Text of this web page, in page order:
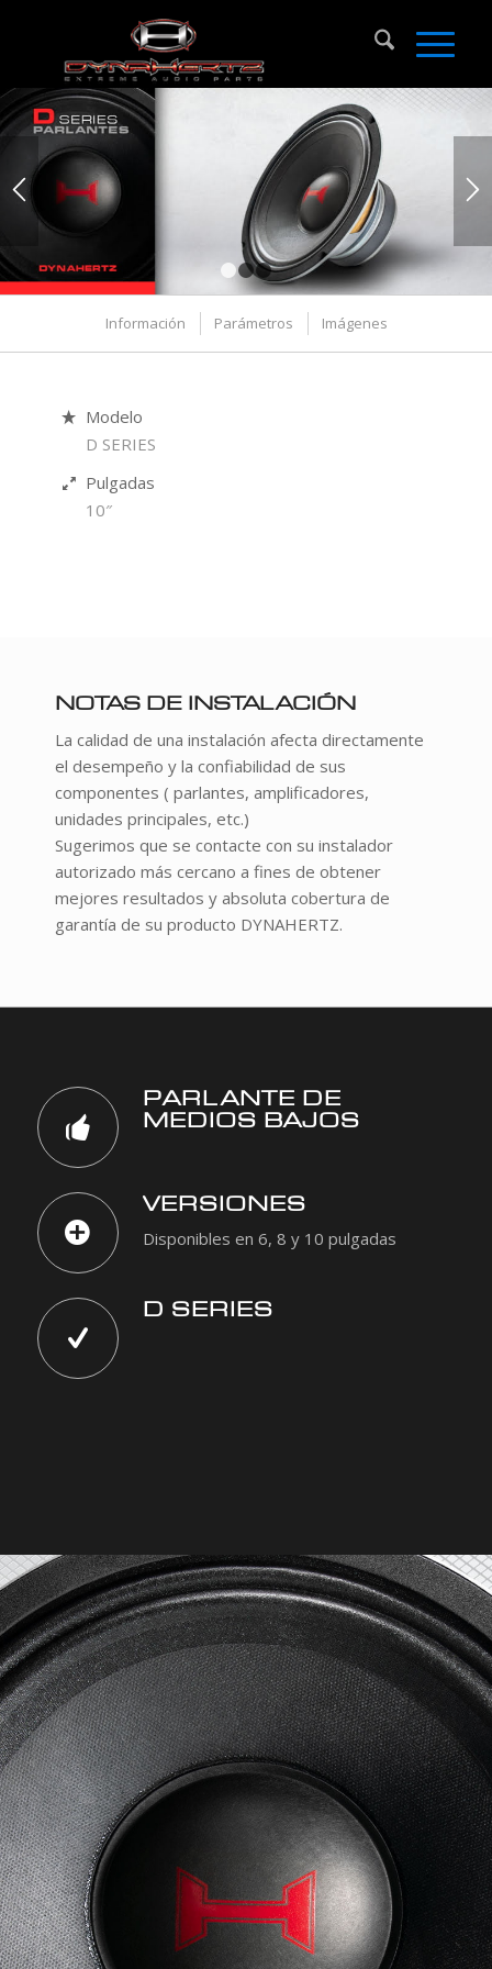
1 2 3
Información Parámetros Imágenes
Modelo
D SERIES
Pulgadas
10″
NOTAS DE INSTALACIÓN
La calidad de una instalación afecta directamente
el desempeño y la confiabilidad de sus
componentes ( parlantes, amplificadores,
unidades principales, etc.)
Sugerimos que se contacte con su instalador
autorizado más cercano a fines de obtener
mejores resultados y absoluta cobertura de
garantía de su producto DYNAHERTZ.
PARLANTE DE
MEDIOS BAJOS
VERSIONES
Disponibles en 6, 8 y 10 pulgadas
D SERIES